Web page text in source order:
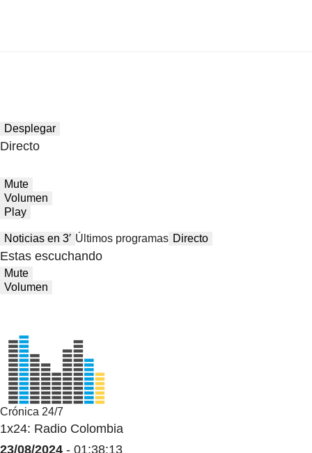
Desplegar
Directo
Mute
Volumen
Play
Noticias en 3′ Últimos programas Directo
Estas escuchando
Mute
Volumen
Crónica 24/7
1x24: Radio Colombia
23/08/2024 - 01:38:13